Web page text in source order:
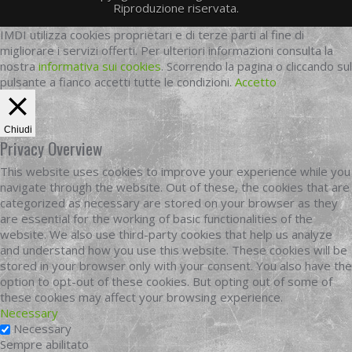
Riproduzione riservata.
IMDI utilizza cookies proprietari e di terze parti al fine di
migliorare i servizi offerti. Per ulteriori informazioni consulta la
nostra informativa sui cookies. Scorrendo la pagina o cliccando sul
pulsante a fianco accetti tutte le condizioni.Accetto
Chiudi
Privacy Overview
This website uses cookies to improve your experience while you
navigate through the website. Out of these, the cookies that are
categorized as necessary are stored on your browser as they
are essential for the working of basic functionalities of the
website. We also use third-party cookies that help us analyze
and understand how you use this website. These cookies will be
stored in your browser only with your consent. You also have the
option to opt-out of these cookies. But opting out of some of
these cookies may affect your browsing experience.
Necessary
Necessary
Sempre abilitato